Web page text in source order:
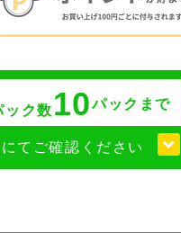
ック数 10パックまで
てご確認ください